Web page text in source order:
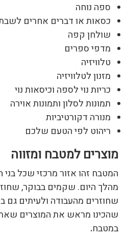
ספה נוחה
כסאות או דברים אחרים
שולחן קפה
מדפי ספרים
טלוויזיה
מזנון לטלוויזיה
כריות נוי לספה וכיסאות נוי
תמונות לסלון ותמונות אוירה
מנורה דקורטיביות
ריהוט לפי הטעם שלכם
מוצרים למטבח ומזווה
המטבח זהו אזור מרכזי שכל
מהלך היום. שקמים בבוקר,
שחוזרים מהעבודה ולעיתים גם
שהכינו מראש את המוצרים
במטבח.